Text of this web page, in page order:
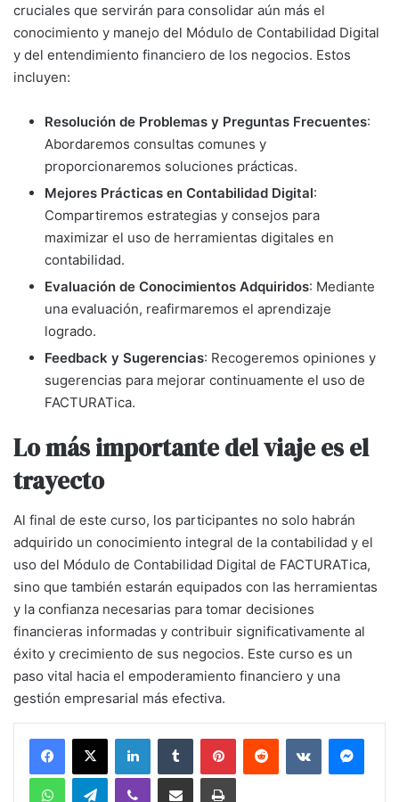
cruciales que servirán para consolidar aún más el
conocimiento y manejo del Módulo de Contabilidad Digital
y del entendimiento financiero de los negocios. Estos
incluyen:
Resolución de Problemas y Preguntas Frecuentes:
Abordaremos consultas comunes y
proporcionaremos soluciones prácticas.
Mejores Prácticas en Contabilidad Digital:
Compartiremos estrategias y consejos para
maximizar el uso de herramientas digitales en
contabilidad.
Evaluación de Conocimientos Adquiridos: Mediante
una evaluación, reafirmaremos el aprendizaje
logrado.
Feedback y Sugerencias: Recogeremos opiniones y
sugerencias para mejorar continuamente el uso de
FACTURATica.
Lo más importante del viaje es el
trayecto
Al final de este curso, los participantes no solo habrán
adquirido un conocimiento integral de la contabilidad y el
uso del Módulo de Contabilidad Digital de FACTURATica,
sino que también estarán equipados con las herramientas
y la confianza necesarias para tomar decisiones
financieras informadas y contribuir significativamente al
éxito y crecimiento de sus negocios. Este curso es un
paso vital hacia el empoderamiento financiero y una
gestión empresarial más efectiva.
LinkedInTumblr PinterestReddit VKontakte
WhatsAppTelegramViber Share via Email Print